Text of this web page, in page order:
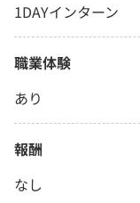
1DAYインターン
職業体験
あり
報酬
なし